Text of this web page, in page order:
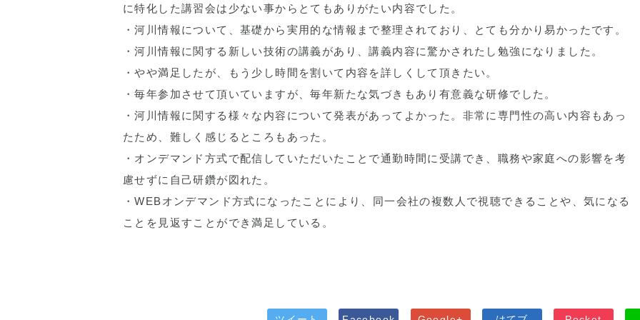
に特化した講習会は少ない事からとてもありがたい内容でした。
・河川情報について、基礎から実用的な情報まで整理されており、とても分かり易かったです。
・河川情報に関する新しい技術の講義があり、講義内容に驚かされたし勉強になりました。
・やや満足したが、もう少し時間を割いて内容を詳しくして頂きたい。
・毎年参加させて頂いていますが、毎年新たな気づきもあり有意義な研修でした。
・河川情報に関する様々な内容について発表があってよかった。非常に専門性の高い内容もあっ
たため、難しく感じるところもあった。
・オンデマンド方式で配信していただいたことで通勤時間に受講でき、職務や家庭への影響を考
慮せずに自己研鑽が図れた。
・WEBオンデマンド方式になったことにより、同一会社の複数人で視聴できることや、気になる
ことを見返すことができ満足している。